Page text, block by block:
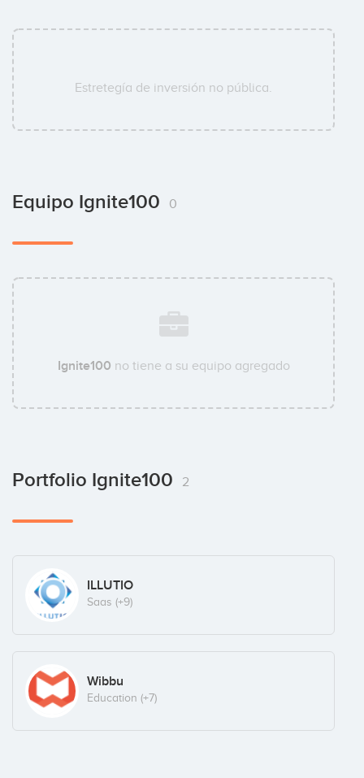
Estretegía de inversión no pública.
Equipo Ignite100 0
Ignite100 no tiene a su equipo agregado
Portfolio Ignite100 2
ILLUTIO
Saas (+9)
Wibbu
Education (+7)